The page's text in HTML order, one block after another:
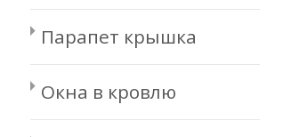
Парапет крышка
Окна в кровлю